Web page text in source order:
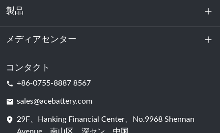
私たちに関しては
持続可能性
製品
エネルギー貯蔵
データセンターおよびサーバー室
バッテリーセル
メディアセンター
ニュース
コンタクト
+86-0755-8887 8567
sales@acebattery.com
29F、Hanking Financial Center、No.9968 Shennan